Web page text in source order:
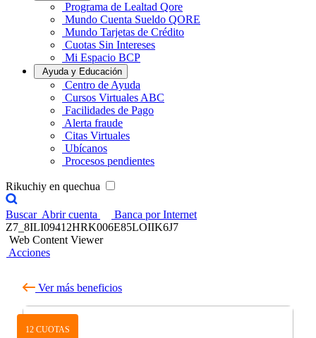
Programa de Lealtad Qore
Mundo Cuenta Sueldo QORE
Mundo Tarjetas de Crédito
Cuotas Sin Intereses
Mi Espacio BCP
Ayuda y Educación
Centro de Ayuda
Cursos Virtuales ABC
Facilidades de Pago
Alerta fraude
Citas Virtuales
Ubícanos
Procesos pendientes
Rikuchiy en quechua
Buscar Abrir cuenta
Banca por Internet
Z7_8ILI09412HRK006E85LOIIK6J7
Web Content Viewer
Acciones
Ver más beneficios
12 CUOTAS